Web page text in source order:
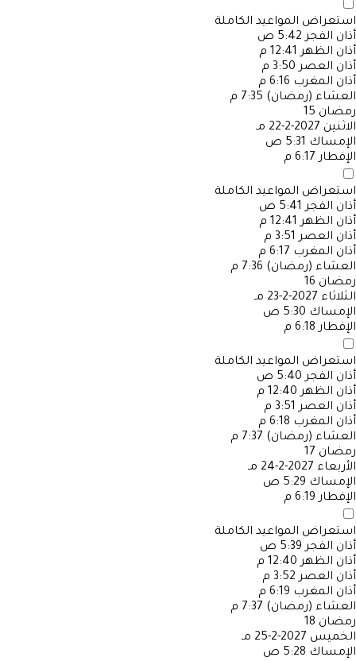
استعراض المواعيد الكاملة
أذان الفجر 5:42 ص
أذان الظهر 12:41 م
أذان العصر 3:50 م
أذان المغرب 6:16 م
العشاء (رمضان) 7:35 م
رمضان 15
الاثنين 2027-2-22 مـ
الإمساك 5:31 ص
الإفطار 6:17 م
استعراض المواعيد الكاملة
أذان الفجر 5:41 ص
أذان الظهر 12:41 م
أذان العصر 3:51 م
أذان المغرب 6:17 م
العشاء (رمضان) 7:36 م
رمضان 16
الثلاثاء 2027-2-23 مـ
الإمساك 5:30 ص
الإفطار 6:18 م
استعراض المواعيد الكاملة
أذان الفجر 5:40 ص
أذان الظهر 12:40 م
أذان العصر 3:51 م
أذان المغرب 6:18 م
العشاء (رمضان) 7:37 م
رمضان 17
الأربعاء 2027-2-24 مـ
الإمساك 5:29 ص
الإفطار 6:19 م
استعراض المواعيد الكاملة
أذان الفجر 5:39 ص
أذان الظهر 12:40 م
أذان العصر 3:52 م
أذان المغرب 6:19 م
العشاء (رمضان) 7:37 م
رمضان 18
الخميس 2027-2-25 مـ
الإمساك 5:28 ص